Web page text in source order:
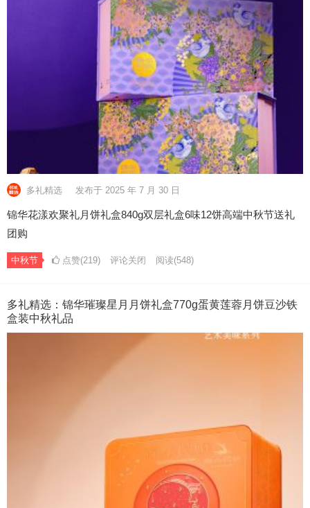
多礼精选 发布于 2025 年 7 月 30 日
锦华花漾欢聚礼月饼礼盒840g双层礼盒6味12饼高端中秋节送礼
团购
中秋节 点赞(219) 评论关闭 阅读(548)
多礼精选：锦华璀璨星月月饼礼盒770g蛋黄莲蓉月饼豆沙铁
盒装中秋礼品